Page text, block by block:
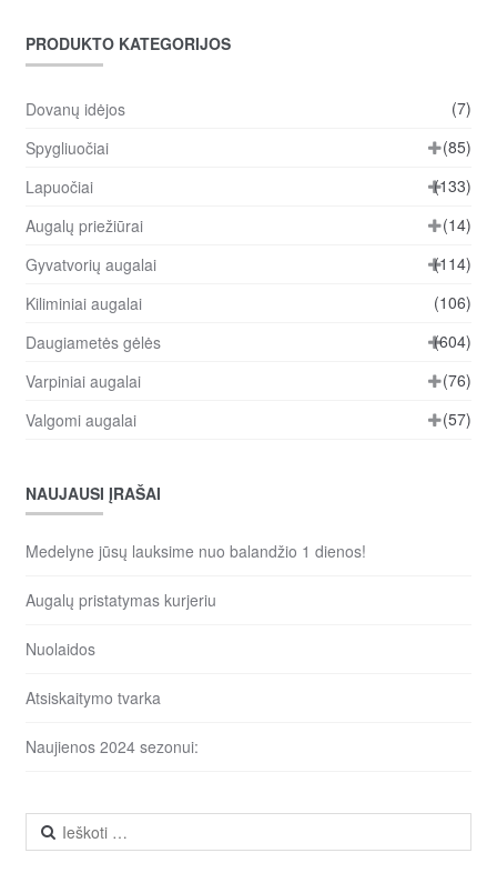
PRODUKTO KATEGORIJOS
Dovanų idėjos
(7)
Spygliuočiai
(85)
Lapuočiai
(133)
Augalų priežiūrai
(14)
Gyvatvorių augalai
(114)
Kiliminiai augalai
(106)
Daugiametės gėlės
(604)
Varpiniai augalai
(76)
Valgomi augalai
(57)
NAUJAUSI ĮRAŠAI
Medelyne jūsų lauksime nuo balandžio 1 dienos!
Augalų pristatymas kurjeriu
Nuolaidos
Atsiskaitymo tvarka
Naujienos 2024 sezonui:
Ieškoti: